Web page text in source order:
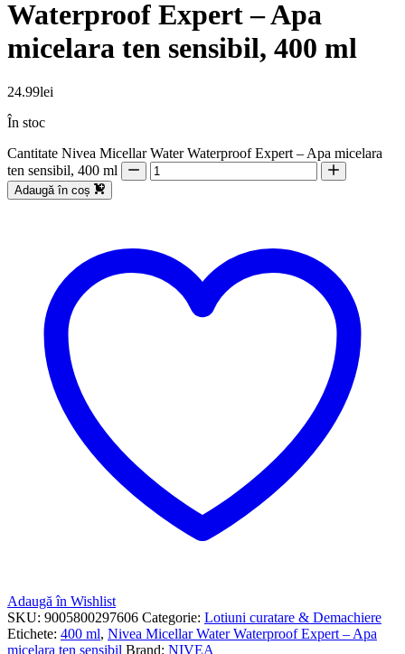
Waterproof Expert – Apa
micelara ten sensibil, 400 ml
24.99lei
În stoc
Cantitate Nivea Micellar Water Waterproof Expert – Apa micelara
ten sensibil, 400 ml
Adaugă în coș
Adaugă în Wishlist
SKU: 9005800297606 Categorie: Lotiuni curatare & Demachiere
Etichete: 400 ml, Nivea Micellar Water Waterproof Expert – Apa
micelara ten sensibil Brand: NIVEA